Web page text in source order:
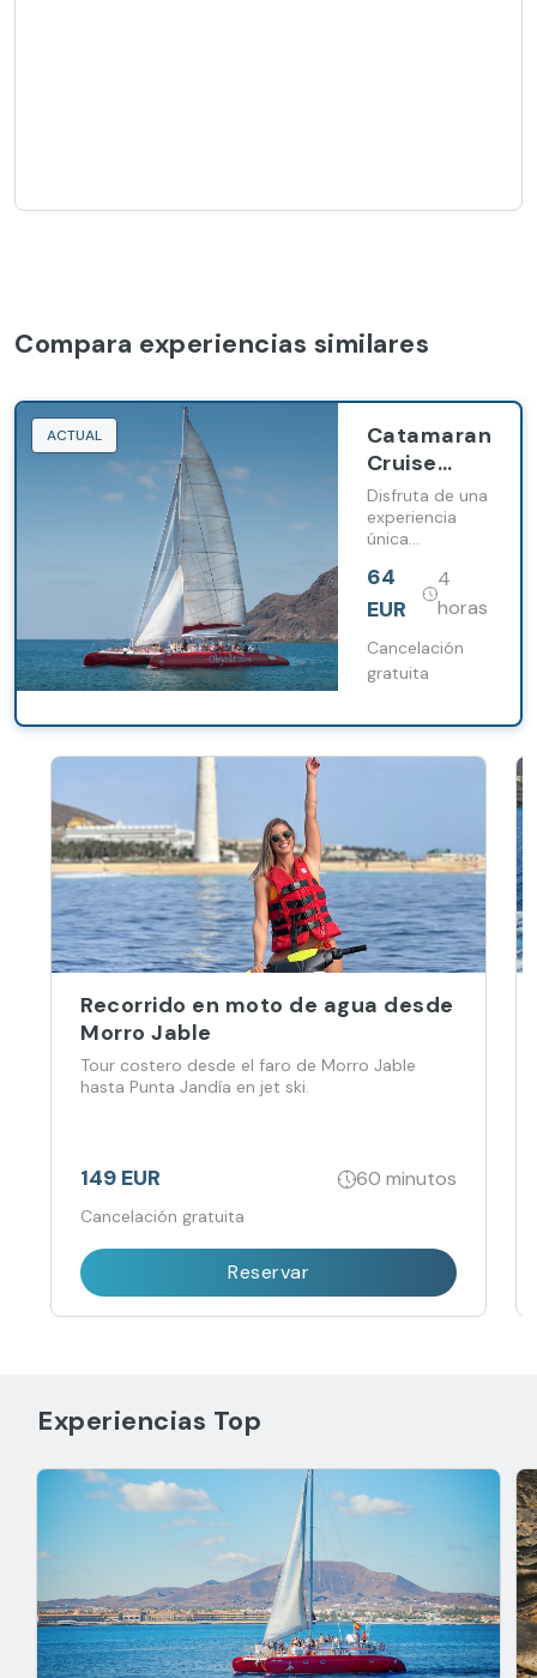
Compara experiencias similares
ACTUAL
Catamaran
Cruise
Experience
en Caleta
de Fuste
Disfruta de una
experiencia
única
un catamarán
hacia la costa
Fuerteventura.
64
EUR
4
horas
Cancelación
gratuita
Recorrido en moto de agua desde
Morro Jable
Tour costero desde el faro de Morro Jable
hasta Punta Jandía en jet ski.
149 EUR 60 minutos
Cancelación gratuita
Reservar
Experiencias Top